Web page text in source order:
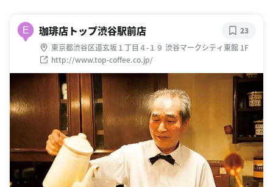
E 珈琲店トップ渋谷駅前店
東京都渋谷区道玄坂１丁目４-１９ 渋谷マークシティ東館 1F
http://www.top-coffee.co.jp/
23